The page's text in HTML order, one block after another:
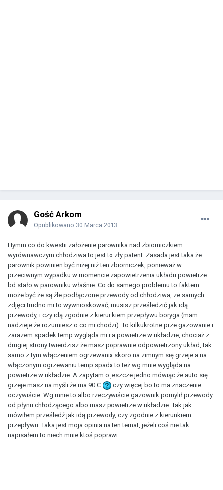
Gość Arkom
Opublikowano 30 Marca 2013
Hymm co do kwestii założenie parownika nad zbiorniczkiem
wyrównawczym chłodziwa to jest to zły patent. Zasada jest taka że
parownik powinien być niżej niż ten zbiorniczek, ponieważ w
przeciwnym wypadku w momencie zapowietrzenia układu powietrze
bd stało w parowniku właśnie. Co do samego problemu to faktem
może być że są źle podłączone przewody od chłodziwa, ze samych
zdjęci trudno mi to wywnioskować, musisz prześledzić jak idą
przewody, i czy idą zgodnie z kierunkiem przepływu boryga (mam
nadzieje że rozumiesz o co mi chodzi). To kilkukrotne prze gazowanie i
zarazem spadek temp wygląda mi na powietrze w układzie, chociaż z
drugiej strony twierdzisz że masz poprawnie odpowietrzony układ, tak
samo z tym włączeniem ogrzewania skoro na zimnym się grzeje a na
włączonym ogrzewaniu temp spada to też wg mnie wygląda na
powietrze w układzie. A zapytam o jeszcze jedno mówiąc że auto się
grzeje masz na myśli że ma 90 C
czy więcej bo to ma znaczenie
oczywiście. Wg mnie to albo rzeczywiście gazownik pomylił przewody
od płynu chłodzącego albo masz powietrze w układzie. Tak jak
mówiłem prześledź jak idą przewody, czy zgodnie z kierunkiem
przepływu. Taka jest moja opinia na ten temat, jeżeli coś nie tak
napisałem to niech mnie ktoś poprawi.